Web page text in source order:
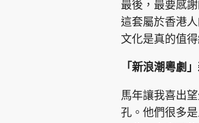
最後，最要感
這套屬於香港
文化是真的值
「新浪潮粵劇
馬年讓我喜出
孔。他們很多